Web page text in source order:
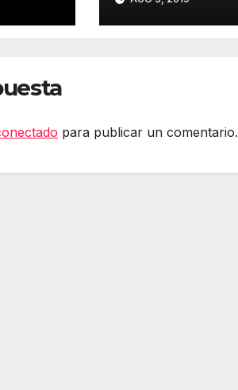
Sendino
para publicar un comentario.